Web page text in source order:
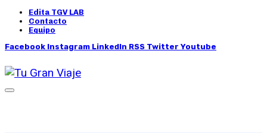
Edita TGV LAB
Contacto
Equipo
Facebook Instagram LinkedIn RSS Twitter Youtube